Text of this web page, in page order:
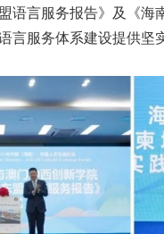
语言服务报告》及《海
言服务体系建设提供坚